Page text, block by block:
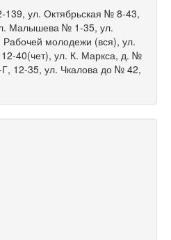
ул. Октябрьская № 8-43,
Малышева № 1-35, ул.
молодежи (вся), ул.
40(чет), ул. К. Маркса, д. №
12-35, ул. Чкалова до № 42,